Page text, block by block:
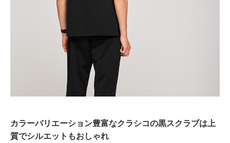
カラーバリエーション豊富なクラシコの黒スクラブは上
質でシルエットもおしゃれ